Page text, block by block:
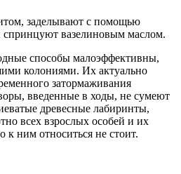
заделывают с помощью
спринцуют вазелиновым маслом.
способы малоэффективны,
колониями. Их актуально
затормаживания
введенные в ходы, не сумеют
древесные лабиринты,
всех взрослых особей и их
к ним относиться не стоит.